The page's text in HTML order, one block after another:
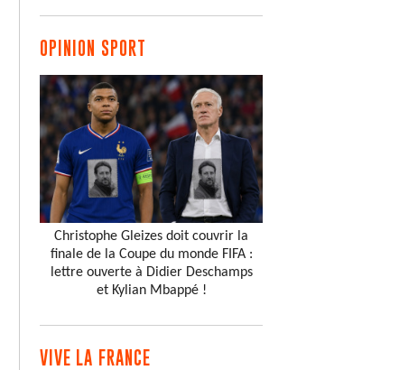
OPINION SPORT
Christophe Gleizes doit couvrir la
finale de la Coupe du monde FIFA :
lettre ouverte à Didier Deschamps
et Kylian Mbappé !
VIVE LA FRANCE